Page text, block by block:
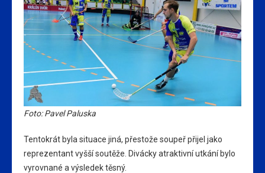
Foto: Pavel Paluska
Tentokrát byla situace jiná, přestože soupeř přijel jako
reprezentant vyšší soutěže. Divácky atraktivní utkání bylo
vyrovnané a výsledek těsný.